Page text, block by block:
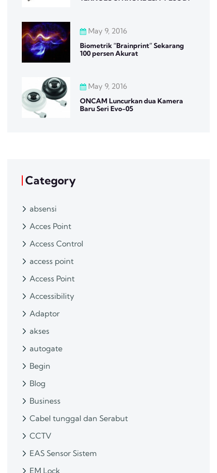
May 9, 2016
Biometrik “Brainprint” Sekarang
100 persen Akurat
May 9, 2016
ONCAM Luncurkan dua Kamera
Baru Seri Evo-05
Category
absensi
Acces Point
Access Control
access point
Access Point
Accessibility
Adaptor
akses
autogate
Begin
Blog
Business
Cabel tunggal dan Serabut
CCTV
EAS Sensor Sistem
EM Lock